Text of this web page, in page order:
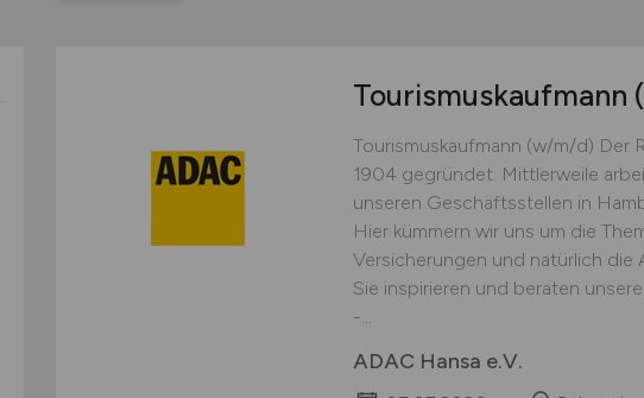
Tourismuskaufmann
Tourismuskaufmann (w/m/d) Der
1904 gegründet. Mittlerweile
unseren Geschäftsstellen in
Hier kümmern wir uns um die
Versicherungen und natürlich
Sie inspirieren und beraten
-...
ADAC Hansa e.V.